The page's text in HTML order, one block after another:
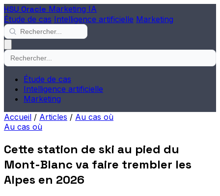
HSU Oracle Marketing IA
Étude de cas Intelligence artificielle Marketing
Étude de cas
Intelligence artificielle
Marketing
Accueil / Articles / Au cas où
Au cas où
Cette station de ski au pied du
Mont-Blanc va faire trembler les
Alpes en 2026